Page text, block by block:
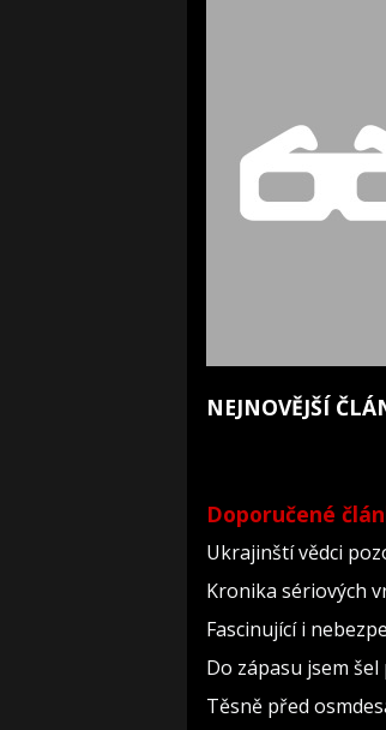
NEJNOVĚJŠÍ
Doporučené
Ukrajinští vědci
Kronika sériových
Fascinující i
Do zápasu jsem
Těsně před